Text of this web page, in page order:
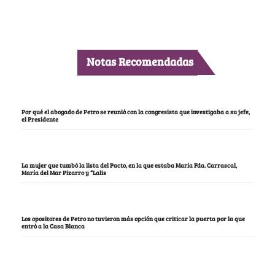
Notas Recomendadas
Por qué el abogado de Petro se reunió con la congresista que investigaba a su jefe,
el Presidente
La mujer que tumbó la lista del Pacto, en la que estaba María Fda. Carrascal,
María del Mar Pizarro y “Lalis
Los opositores de Petro no tuvieron más opción que criticar la puerta por la que
entró a la Casa Blanca